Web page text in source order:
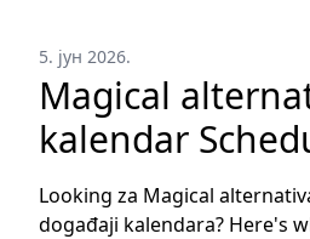
5. јун 2026.
Magical
kalendar
Looking za Magical
događaji kalendara? Here's